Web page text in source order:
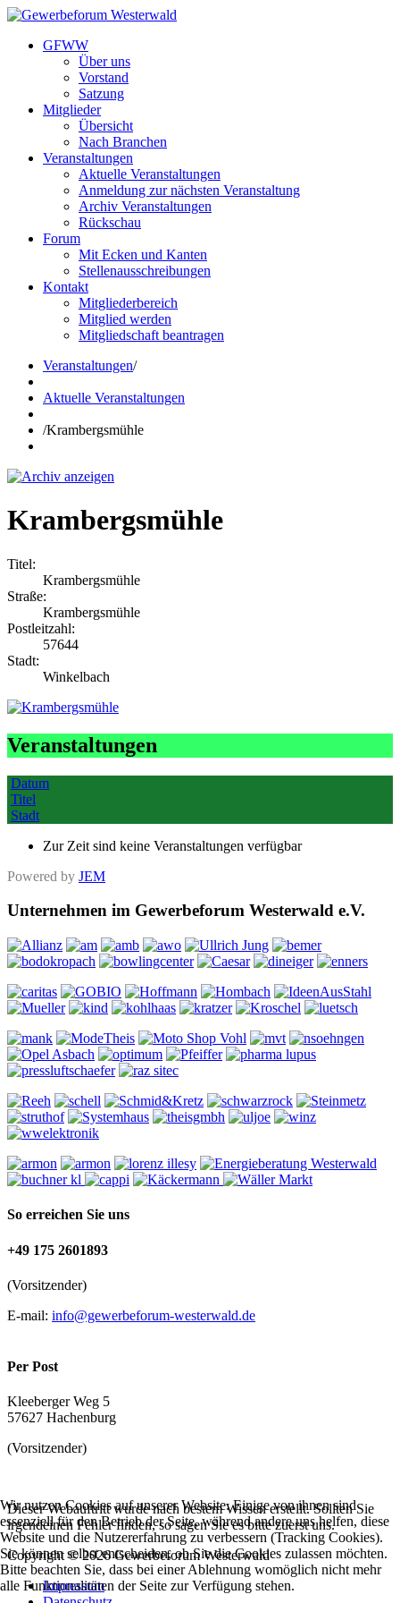
GFWW
Über uns
Vorstand
Satzung
Mitglieder
Übersicht
Nach Branchen
Veranstaltungen
Aktuelle Veranstaltungen
Anmeldung zur nächsten Veranstaltung
Archiv Veranstaltungen
Rückschau
Forum
Mit Ecken und Kanten
Stellenausschreibungen
Kontakt
Mitgliederbereich
Mitglied werden
Mitgliedschaft beantragen
Veranstaltungen/
Aktuelle Veranstaltungen
/Krambergsmühle
Krambergsmühle
Titel:
Krambergsmühle
Straße:
Krambergsmühle
Postleitzahl:
57644
Stadt:
Winkelbach
Veranstaltungen
Datum
Titel
Stadt
Zur Zeit sind keine Veranstaltungen verfügbar
Powered by JEM
Unternehmen im Gewerbeforum Westerwald e.V.
So erreichen Sie uns
+49 175 2601893
(Vorsitzender)
E-mail: info@gewerbeforum-westerwald.de
Per Post
Kleeberger Weg 5
57627 Hachenburg
(Vorsitzender)
Dieser Webauftritt wurde nach bestem Wissen erstellt. Sollten Sie
irgendeinen Fehler finden, so sagen Sie es bitte zuerst uns.
Copyright © 2026 Gewerbeforum Westerwald
Impressum
Wir nutzen Cookies auf unserer Website. Einige von ihnen sind
essenziell für den Betrieb der Seite, während andere uns helfen, diese
Website und die Nutzererfahrung zu verbessern (Tracking Cookies).
Sie können selbst entscheiden, ob Sie die Cookies zulassen möchten.
Bitte beachten Sie, dass bei einer Ablehnung womöglich nicht mehr
alle Funktionalitäten der Seite zur Verfügung stehen.